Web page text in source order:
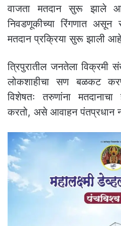
वाजता मतदान सुरू झाले
निवडणूकीच्या रिंगणात असून
मतदान प्रक्रिया सुरू झाली
त्रिपुरातील जनतेला विक्रमी
लोकशाहीचा सण बळकट
विशेषतः तरुणांना
करतो, असे आवाहन पंतप्रधान